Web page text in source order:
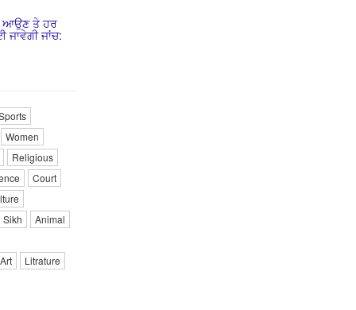
ਆਉਣ ਤੇ ਹਰ
ਜਾਵੇਗੀ ਜਾਂਚ:
Women
Religious
Court
Sikh
Animal
Art Litrature